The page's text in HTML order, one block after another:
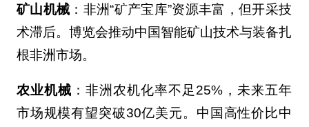
矿山机械 ：非洲“矿产宝库”资源丰富，但开采技
术滞后。博览会推动中国智能矿山技术与装备扎
根非洲市场。
农业机械 ：非洲农机化率不足25%，未来五年
市场规模有望突破30亿美元。中国高性价比中